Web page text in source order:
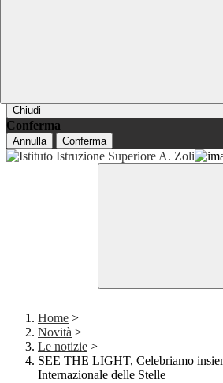
Chiudi
Conferma
Annulla Conferma
Home >
Novità >
Le notizie >
SEE THE LIGHT, Celebriamo
Internazionale delle Stelle